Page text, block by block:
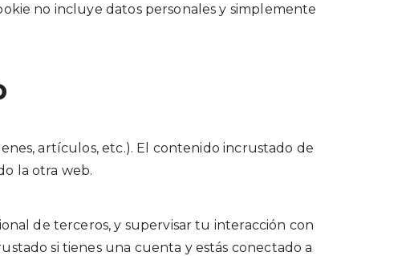
no incluye datos personales y simplemente
artículos, etc.). El contenido incrustado de
la otra web.
de terceros, y supervisar tu interacción con
si tienes una cuenta y estás conectado a